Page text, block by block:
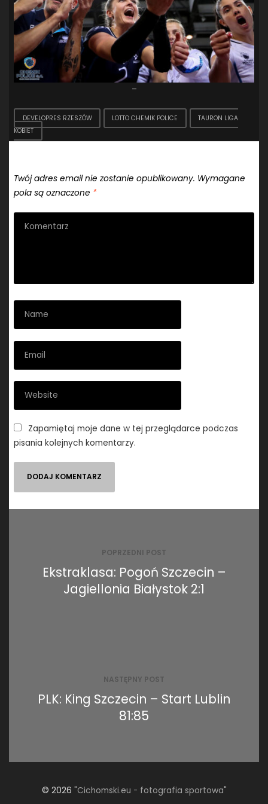
–
DEVELOPRES RZESZÓW LOTTO CHEMIK POLICE
TAURON LIGA
KOBIET
Twój adres email nie zostanie opublikowany. Wymagane
pola są oznaczone *
Zapamiętaj moje dane w tej przeglądarce podczas
pisania kolejnych komentarzy.
POPRZEDNI POST
Ekstraklasa: Pogoń Szczecin –
Jagiellonia Białystok 2:1
NASTĘPNY POST
PLK: King Szczecin – Start Lublin
81:85
© 2026 "Cichomski.eu - fotografia sportowa"